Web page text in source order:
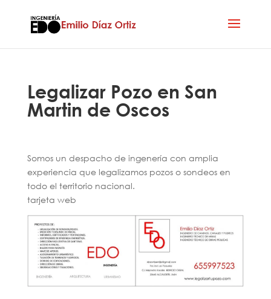
Legalizar Pozo en San
Martin de Oscos
Somos un despacho de ingenería con amplia
experiencia que legalizamos pozos o sondeos en
todo el territorio nacional.
tarjeta web